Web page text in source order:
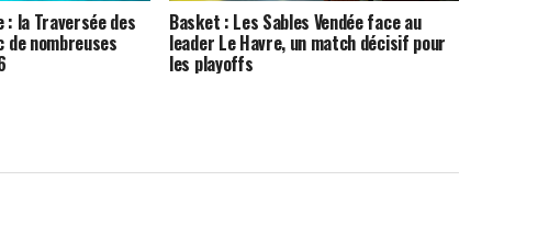
: la Traversée des
de nombreuses
Basket : Les Sables Vendée face au
leader Le Havre, un match décisif pour
les playoffs